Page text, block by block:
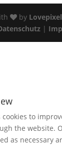
by
|
to
the website.
as necessary